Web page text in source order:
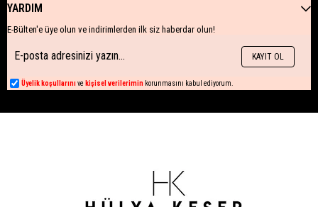
YARDIM
E-Bülten'e üye olun ve indirimlerden ilk siz haberdar olun!
KAYIT OL
Üyelik koşullarını ve kişisel verilerimin korunmasını kabul ediyorum.